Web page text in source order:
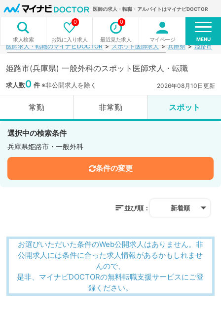
医師の求人・転職・アルバイトはマイナビDOCTOR
求人検索 お気に入り求人
0
最近見た求人
0
マイページ MENU
医師求人・転職のマイナビDOCTOR スポット医師求人 兵庫県 姫路市
姫路市(兵庫県) 一般外科のスポット医師求人・転職
求人数0 件※非公開求人を除く 2026年08月10日更新
常勤 非常勤 スポット
選択中の検索条件
兵庫県姫路市・一般外科
条件の変更
並び順： 新着順
お選びいただいた条件のWeb公開求人はありません。非
公開求人には条件に合った求人情報があるかもしれませ
んので、
是非、マイナビDOCTORの無料転職支援サービスにご登
録ください。